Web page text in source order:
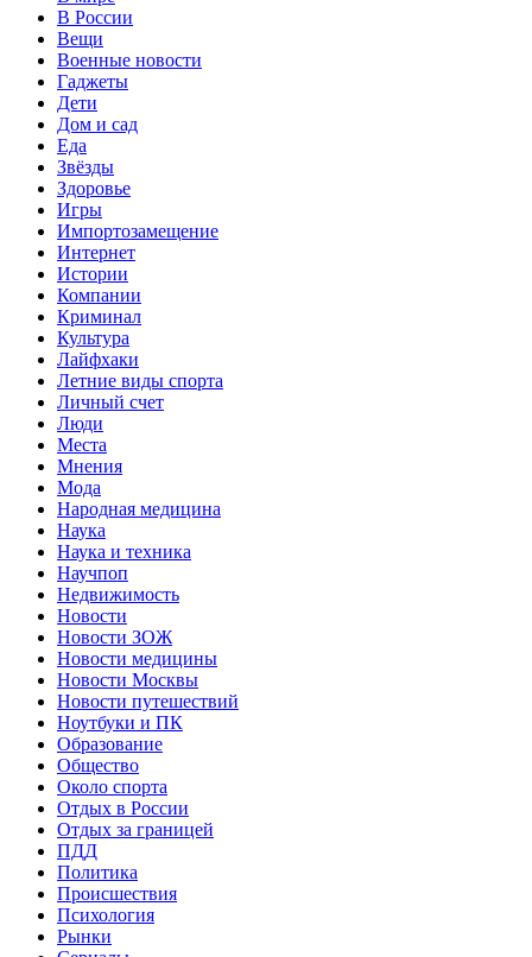
В России
Вещи
Военные новости
Гаджеты
Дети
Дом и сад
Еда
Звёзды
Здоровье
Игры
Импортозамещение
Интернет
Истории
Компании
Криминал
Культура
Лайфхаки
Летние виды спорта
Личный счет
Люди
Места
Мнения
Мода
Народная медицина
Наука
Наука и техника
Научпоп
Недвижимость
Новости
Новости ЗОЖ
Новости медицины
Новости Москвы
Новости путешествий
Ноутбуки и ПК
Образование
Общество
Около спорта
Отдых в России
Отдых за границей
ПДД
Политика
Происшествия
Психология
Рынки